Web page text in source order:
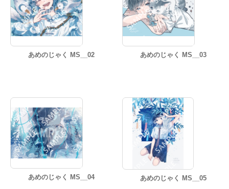
あめのじゃく MS__02 あめのじゃく MS__03
あめのじゃく MS__04 あめのじゃく MS__05